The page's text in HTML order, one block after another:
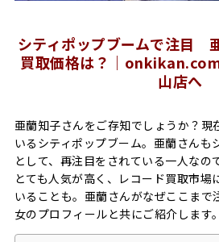
シティポップブームで注目
買取価格は？｜
山店へ
亜蘭知子さんをご存知でしょうか？現
いるシティポップブーム。亜蘭さんも
として、再注目をされている一人なの
とても人気が高く、レコード買取市場
いることも。亜蘭さんがなぜここまで
女のプロフィールと共にご紹介します。